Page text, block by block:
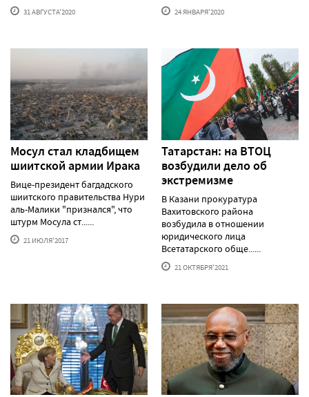
31 АВГУСТА'2020 24 ЯНВАРЯ'2020
Мосул стал кладбищем
шиитской армии Ирака
Вице-президент багдадского
шиитского правительства Нури
аль-Малики "признался", что
штурм Мосула ст......
21 ИЮЛЯ'2017
Татарстан: на ВТОЦ
возбудили дело об
экстремизме
В Казани прокуратура
Вахитовского района
возбудила в отношении
юридического лица
Всетатарского обще......
21 ОКТЯБРЯ'2021